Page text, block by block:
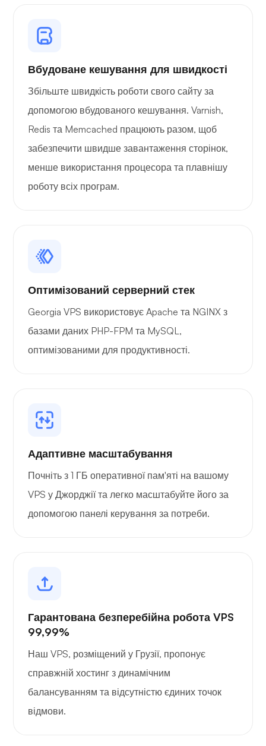
Вбудоване кешування для швидкості
Збільште швидкість роботи свого сайту за
допомогою вбудованого кешування. Varnish,
Redis та Memcached працюють разом, щоб
забезпечити швидше завантаження сторінок,
менше використання процесора та плавнішу
роботу всіх програм.
Оптимізований серверний стек
Georgia VPS використовує Apache та NGINX з
базами даних PHP-FPM та MySQL,
оптимізованими для продуктивності.
Адаптивне масштабування
Почніть з 1 ГБ оперативної пам'яті на вашому
VPS у Джорджії та легко масштабуйте його за
допомогою панелі керування за потреби.
Гарантована безперебійна робота VPS
99,99%
Наш VPS, розміщений у Грузії, пропонує
справжній хостинг з динамічним
балансуванням та відсутністю єдиних точок
відмови.